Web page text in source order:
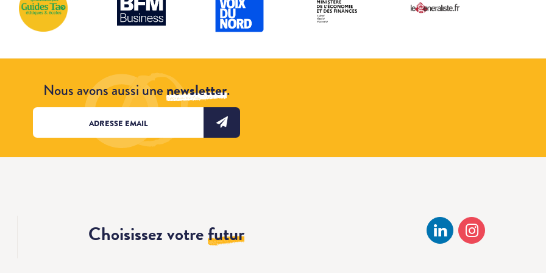
Nous avons aussi unenewsletter.
Choisissez votrefutur